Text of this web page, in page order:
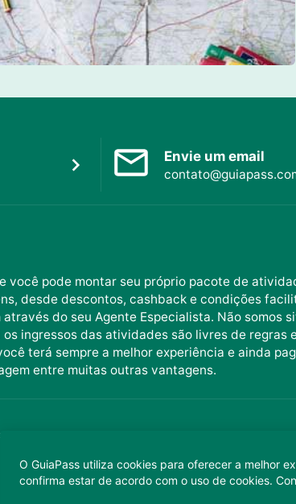
Envie um email
você pode montar seu próprio pacote de
desde descontos, cashback e condições
do seu Agente Especialista. Não somos
ingressos das atividades são livres de regras
terá sempre a melhor experiência e ainda
entre muitas outras vantagens.
CNPJ 37.989.806/0001-64
O GuiaPass utiliza cookies para oferecer a melhor
confirma estar de acordo com o uso de cookies.